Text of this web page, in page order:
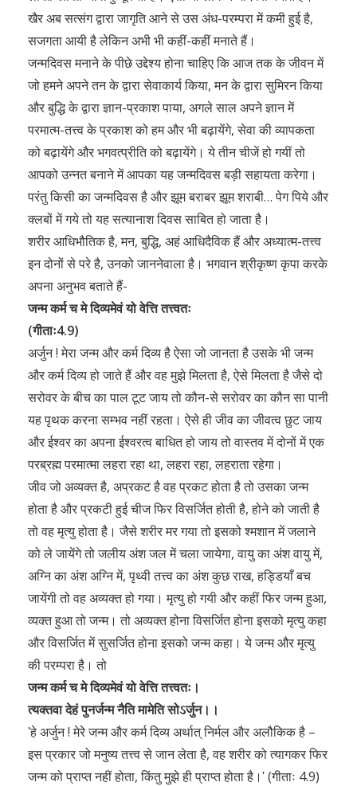
खैर अब सत्संग द्वारा जागृति आने से उस अंध-परम्परा में कमी हुई है,
सजगता आयी है लेकिन अभी भी कहीं-कहीं मनाते हैं।
जन्मदिवस मनाने के पीछे उद्देश्य होना चाहिए कि आज तक के जीवन में
जो हमने अपने तन के द्वारा सेवाकार्य किया, मन के द्वारा सुमिरन किया
और बुद्धि के द्वारा ज्ञान-प्रकाश पाया, अगले साल अपने ज्ञान में
परमात्म-तत्त्व के प्रकाश को हम और भी बढ़ायेंगे, सेवा की व्यापकता
को बढ़ायेंगे और भगवत्प्रीति को बढ़ायेंगे। ये तीन चीजें हो गयीं तो
आपको उन्नत बनाने में आपका यह जन्मदिवस बड़ी सहायता करेगा।
परंतु किसी का जन्मदिवस है और झूम बराबर झूम शराबी… पेग पिये और
क्लबों में गये तो यह सत्यानाश दिवस साबित हो जाता है।
शरीर आधिभौतिक है, मन, बुद्धि, अहं आधिदैविक हैं और अध्यात्म-तत्त्व
इन दोनों से परे है, उनको जाननेवाला है। भगवान श्रीकृष्ण कृपा करके
अपना अनुभव बताते हैं-
जन्म कर्म च मे दिव्यमेवं यो वेत्ति तत्त्वतः
(गीताः4.9)
अर्जुन ! मेरा जन्म और कर्म दिव्य है ऐसा जो जानता है उसके भी जन्म
और कर्म दिव्य हो जाते हैं और वह मुझे मिलता है, ऐसे मिलता है जैसे दो
सरोवर के बीच का पाल टूट जाय तो कौन-से सरोवर का कौन सा पानी
यह पृथक करना सम्भव नहीं रहता। ऐसे ही जीव का जीवत्व छुट जाय
और ईश्वर का अपना ईश्वरत्व बाधित हो जाय तो वास्तव में दोनों में एक
परब्रह्म परमात्मा लहरा रहा था, लहरा रहा, लहराता रहेगा।
जीव जो अव्यक्त है, अप्रकट है वह प्रकट होता है तो उसका जन्म
होता है और प्रकटी हुई चीज फिर विसर्जित होती है, होने को जाती है
तो वह मृत्यु होता है। जैसे शरीर मर गया तो इसको श्मशान में जलाने
को ले जायेंगे तो जलीय अंश जल में चला जायेगा, वायु का अंश वायु में,
अग्नि का अंश अग्नि में, पृथ्वी तत्त्व का अंश कुछ राख, हड्डियाँ बच
जायेंगी तो वह अव्यक्त हो गया। मृत्यु हो गयी और कहीं फिर जन्म हुआ,
व्यक्त हुआ तो जन्म। तो अव्यक्त होना विसर्जित होना इसको मृत्यु कहा
और विसर्जित में सुसर्जित होना इसको जन्म कहा। ये जन्म और मृत्यु
की परम्परा है। तो
जन्म कर्म च मे दिव्यमेवं यो वेत्ति तत्त्वतः।
त्यक्तवा देहं पुनर्जन्म नैति मामेति सोઽर्जुन।।
ʹहे अर्जुन ! मेरे जन्म और कर्म दिव्य अर्थात् निर्मल और अलौकिक है –
इस प्रकार जो मनुष्य तत्त्व से जान लेता है, वह शरीर को त्यागकर फिर
जन्म को प्राप्त नहीं होता, किंतु मुझे ही प्राप्त होता है।ʹ (गीताः 4.9)